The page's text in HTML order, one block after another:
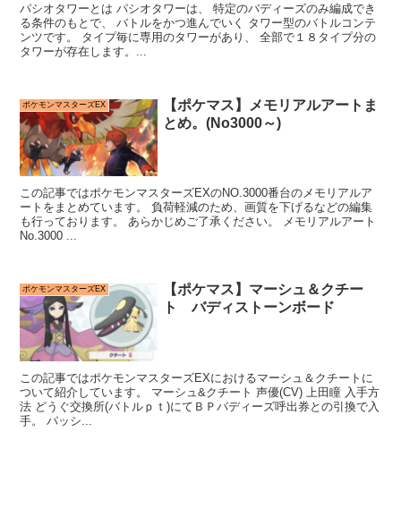
パシオタワーとは パシオタワーは、 特定のバディーズのみ編成でき
る条件のもとで、 バトルをかつ進んでいく タワー型のバトルコンテ
ンツです。 タイプ毎に専用のタワーがあり、 全部で１８タイプ分の
タワーが存在します。...
ポケモンマスターズEX
【ポケマス】メモリアルアートま
とめ。(No3000～)
この記事ではポケモンマスターズEXのNO.3000番台のメモリアルア
ートをまとめています。 負荷軽減のため、画質を下げるなどの編集
も行っております。 あらかじめご了承ください。 メモリアルアート
No.3000 ...
ポケモンマスターズEX
【ポケマス】マーシュ＆クチー
ト バディストーンボード
この記事ではポケモンマスターズEXにおけるマーシュ＆クチートに
ついて紹介しています。 マーシュ&クチート 声優(CV) 上田瞳 入手方
法 どうぐ交換所(バトルｐｔ)にてＢＰバディーズ呼出券との引換で入
手。 パッシ...